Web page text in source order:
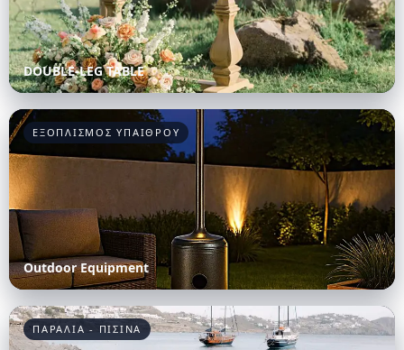
DOUBLE-LEG TABLE
ΕΞΟΠΛΙΣΜΟΣ ΥΠΑΙΘΡΟΥ
Outdoor Equipment
ΠΑΡΑΛΙΑ - ΠΙΣΙΝΑ